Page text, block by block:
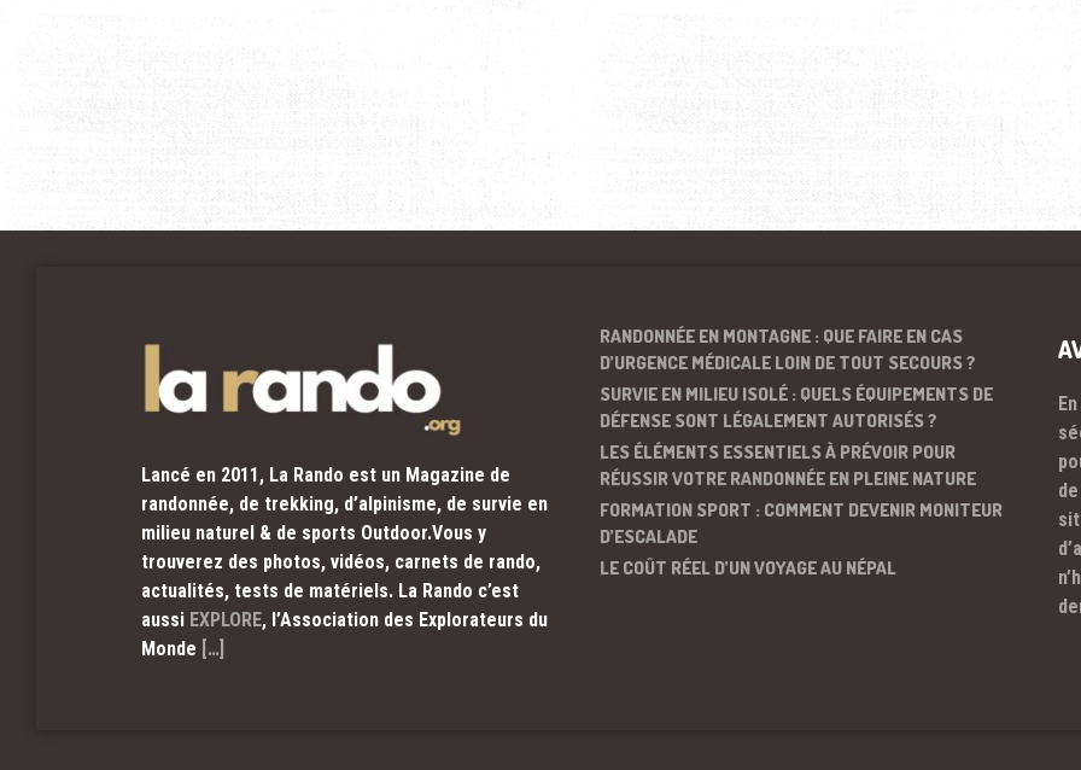
Lancé en 2011, La Rando est un Magazine de
randonnée, de trekking, d’alpinisme, de survie en
milieu naturel & de sports Outdoor.Vous y
trouverez des photos, vidéos, carnets de rando,
actualités, tests de matériels. La Rando c’est
aussi EXPLORE, l’Association des Explorateurs du
Monde […]
RANDONNÉE EN MONTAGNE : QUE FAIRE EN CAS
D’URGENCE MÉDICALE LOIN DE TOUT SECOURS ?
SURVIE EN MILIEU ISOLÉ : QUELS ÉQUIPEMENTS DE
DÉFENSE SONT LÉGALEMENT AUTORISÉS ?
LES ÉLÉMENTS ESSENTIELS À PRÉVOIR POUR
RÉUSSIR VOTRE RANDONNÉE EN PLEINE NATURE
FORMATION SPORT : COMMENT DEVENIR MONITEUR
D’ESCALADE
LE COÛT RÉEL D’UN VOYAGE AU NÉPAL